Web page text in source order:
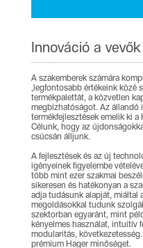
Innováció a
A szakemberek számára
,legfontosabb értékeink közé
termékpalettát, a közvetlen
megbízhatóságot. Az állandó
termékfejlesztések emelik ki
Célunk, hogy az
csúcsán álljunk.
A fejlesztések és az új
igényeinek figyelembe
több mint ezer szakmai
sikeresen és hatékonyan a
adja tudásunk alapját, miáltal
megoldásokkal tudunk
szektorban egyaránt, mint
kényelmes használat, intuitív
modularitás,
prémium Hager minőséget.